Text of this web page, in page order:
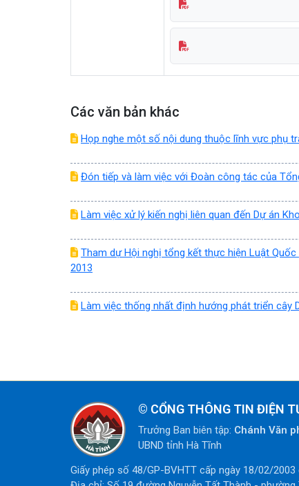
Các văn bản khác
Họp nghe một số nội dung thuộc lĩnh vực phụ
Đón tiếp và làm việc với Đoàn công tác của
Làm việc xử lý kiến nghị liên quan đến Dự án
Tham dự Hội nghị tổng kết thực hiện Luật
2013
Làm việc thống nhất định hướng phát triển cây
© CỔNG THÔNG TIN ĐIỆN
Trưởng Ban biên tập: Chánh Văn
UBND tỉnh Hà Tĩnh
Giấy phép số 48/GP-BVHTT cấp ngày 18/02/